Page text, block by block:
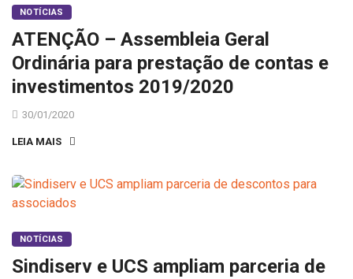
NOTÍCIAS
ATENÇÃO – Assembleia Geral
Ordinária para prestação de contas e
investimentos 2019/2020
30/01/2020
LEIA MAIS
NOTÍCIAS
Sindiserv e UCS ampliam parceria de